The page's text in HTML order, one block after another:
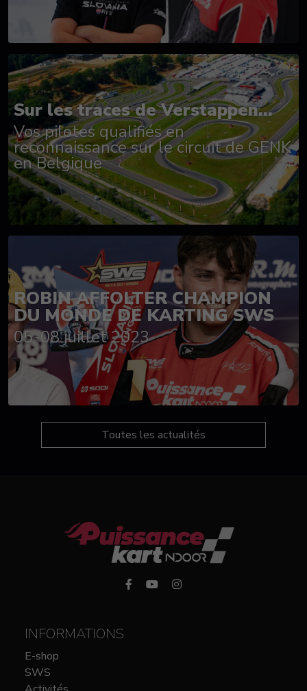
Sur les traces de Verstappen...
Vos pilotes qualifiés en
reconnaissance sur le circuit de GENK
en Belgique
ROBIN AFFOLTER CHAMPION
DU MONDE DE KARTING SWS
05-08 juillet 2023
Toutes les actualités
INFORMATIONS
E-shop
SWS